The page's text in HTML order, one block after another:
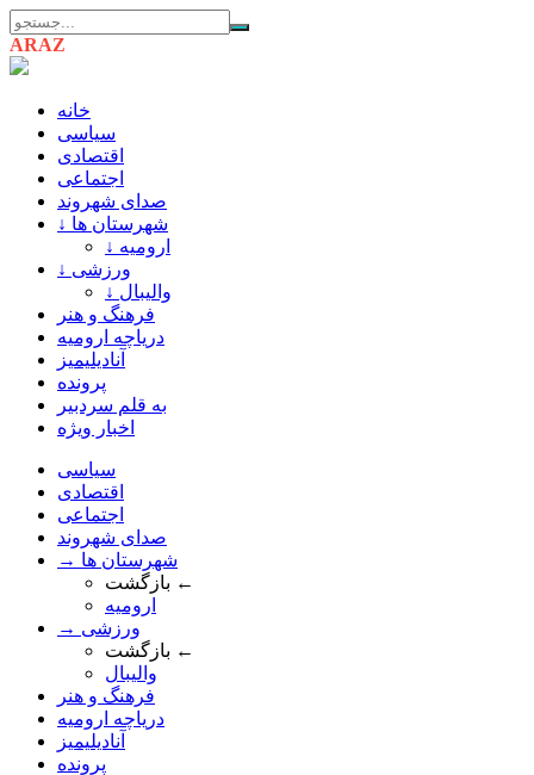
ARAZ
خانه
سیاسی
اقتصادی
اجتماعی
صدای شهروند
↓ شهرستان ها
↓ ارومیه
↓ ورزشی
↓ والیبال
فرهنگ و هنر
دریاچه ارومیه
آنادیلیمیز
پرونده
به قلم سردبیر
اخبار ویژه
سیاسی
اقتصادی
اجتماعی
صدای شهروند
→ شهرستان ها
بازگشت ←
ارومیه
→ ورزشی
بازگشت ←
والیبال
فرهنگ و هنر
دریاچه ارومیه
آنادیلیمیز
پرونده